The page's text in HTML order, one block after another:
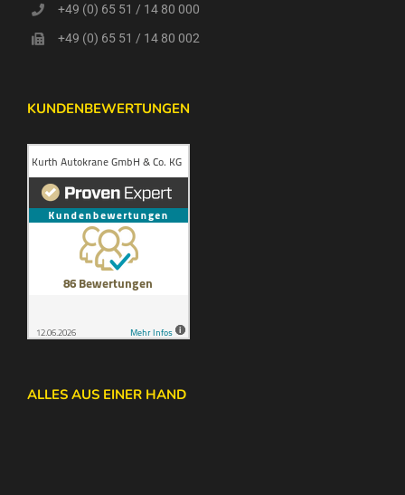
+49 (0) 65 51 / 14 80 000
+49 (0) 65 51 / 14 80 002
KUNDENBEWERTUNGEN
ALLES AUS EINER HAND